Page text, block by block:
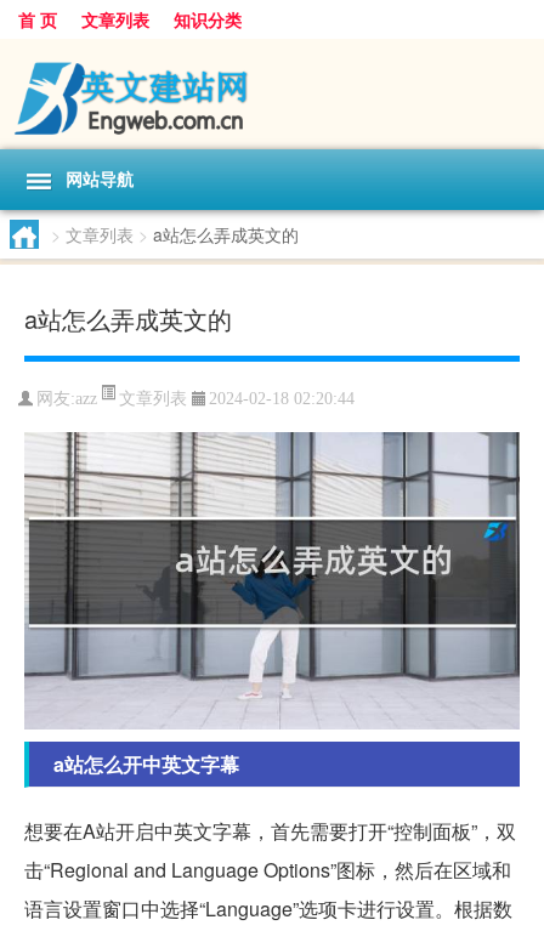
首 页 文章列表 知识分类
网站导航
> 文章列表 > a站怎么弄成英文的
a站怎么弄成英文的
网友:azz 文章列表 2024-02-18 02:20:44
a站怎么开中英文字幕
想要在A站开启中英文字幕，首先需要打开“控制面板”，双
击“Regional and Language Options”图标，然后在区域和
语言设置窗口中选择“Language”选项卡进行设置。根据数